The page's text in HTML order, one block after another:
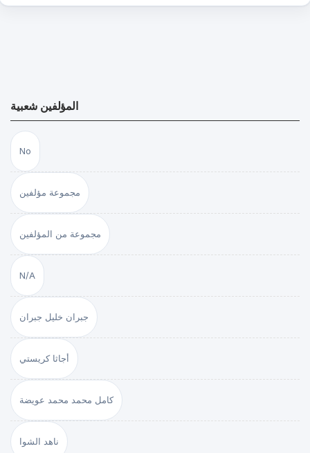
المؤلفين شعبية
No
مجموعة مؤلفين
مجموعة من المؤلفين
N/A
جبران خليل جبران
أجاثا كريستي
كامل محمد محمد عويضة
ناهد الشوا